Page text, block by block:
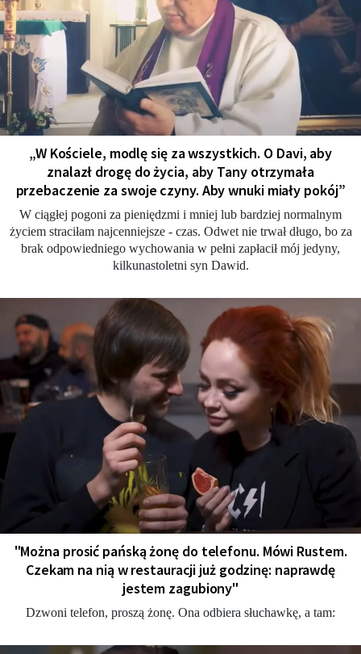
„W Kościele, modlę się za wszystkich. O Davi, aby
znalazł drogę do życia, aby Tany otrzymała
przebaczenie za swoje czyny. Aby wnuki miały pokój”
W ciągłej pogoni za pieniędzmi i mniej lub bardziej normalnym
życiem straciłam najcenniejsze - czas. Odwet nie trwał długo, bo za
brak odpowiedniego wychowania w pełni zapłacił mój jedyny,
kilkunastoletni syn Dawid.
"Można prosić pańską żonę do telefonu. Mówi Rustem.
Czekam na nią w restauracji już godzinę: naprawdę
jestem zagubiony"
Dzwoni telefon, proszą żonę. Ona odbiera słuchawkę, a tam: